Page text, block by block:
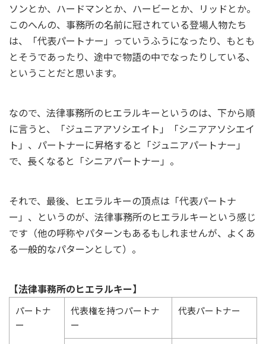
ソンとか、ハードマンとか、ハービーとか、リッドとか。
このへんの、事務所の名前に冠されている登場人物たち
は、「代表パートナー」っていうふうになったり、もとも
とそうであったり、途中で物語の中でなったりしている、
ということだと思います。
なので、法律事務所のヒエラルキーというのは、下から順
に言うと、「ジュニアアソシエイト」「シニアアソシエイ
ト」、パートナーに昇格すると「ジュニアパートナー」
で、長くなると「シニアパートナー」。
それで、最後、ヒエラルキーの頂点は「代表パートナ
ー」、というのが、法律事務所のヒエラルキーという感じ
です（他の呼称やパターンもあるもしれませんが、よくあ
る一般的なパターンとして）。
【法律事務所のヒエラルキー】
パートナ
ー
代表権を持つパートナ
ー
代表パートナー